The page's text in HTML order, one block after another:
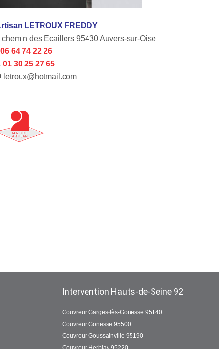
LETROUX FREDDY
chemin des Ecaillers 95430 Auvers-sur-Oise
64 74 22 26
01 30 25 27 65
letroux@hotmail.com
Intervention Hauts-de-Seine 92
Couvreur Garges-lès-Gonesse 95140
Couvreur Gonesse 95500
Couvreur Goussainville 95190
Couvreur Herblay 95220